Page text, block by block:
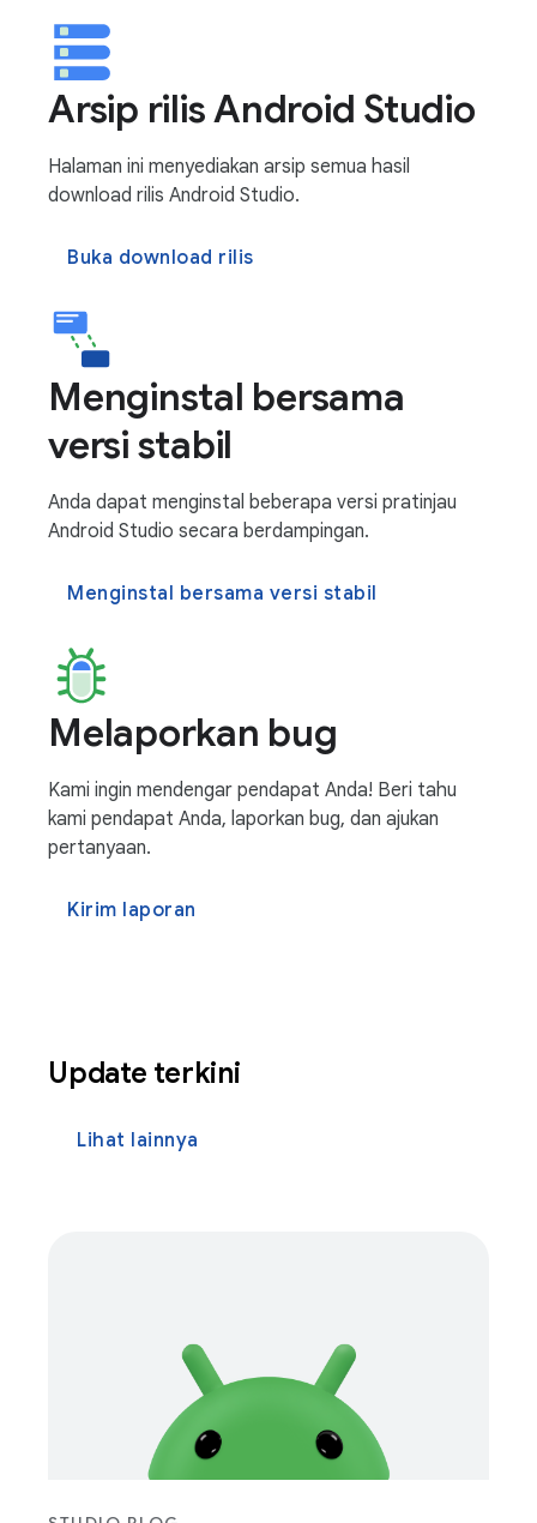
Arsip rilis Android Studio
Halaman ini menyediakan arsip semua hasil
download rilis Android Studio.
Buka download rilis
Menginstal bersama
versi stabil
Anda dapat menginstal beberapa versi pratinjau
Android Studio secara berdampingan.
Menginstal bersama versi stabil
Melaporkan bug
Kami ingin mendengar pendapat Anda! Beri tahu
kami pendapat Anda, laporkan bug, dan ajukan
pertanyaan.
Kirim laporan
Update terkini
Lihat lainnya